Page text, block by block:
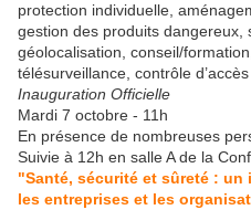
protection individuelle,
gestion des produits dangereux,
géolocalisation, conseil/
télésurveillance, contrôle
Inauguration Officielle
Mardi 7 octobre - 11h
En présence de nombreuses
Suivie à 12h en salle A de la
"Santé, sécurité et sûreté :
les entreprises et les